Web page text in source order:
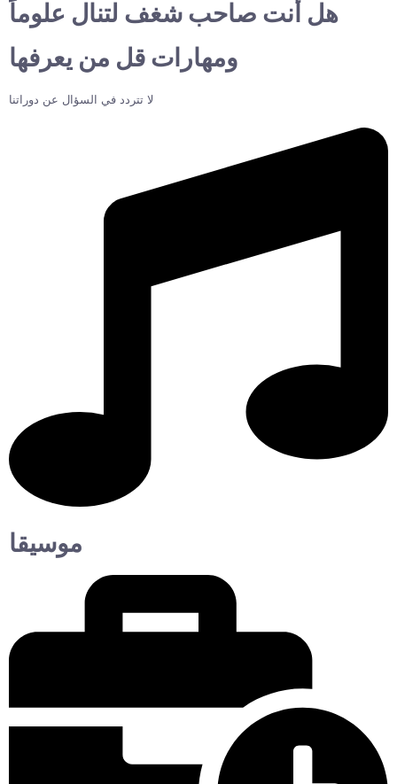
هل أنت صاحب شغف لتنال علوماً
ومهارات قل من يعرفها
لا تتردد في السؤال عن دوراتنا
موسيقا